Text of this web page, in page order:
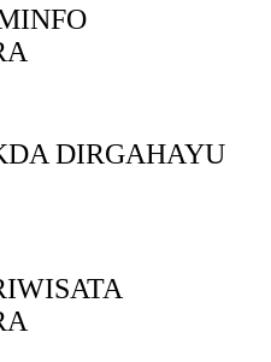
DIRGAHAYU